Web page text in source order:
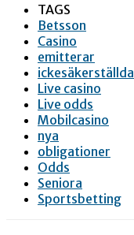
TAGS
Betsson
Casino
emitterar
ickesäkerställda
Live casino
Live odds
Mobilcasino
nya
obligationer
Odds
Seniora
Sportsbetting